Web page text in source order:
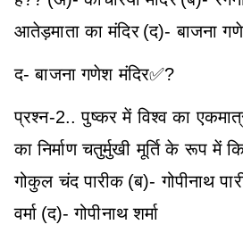
आतेड़माता का मंदिर (द)- बाजना
द- बाजना गणेश मंदिर✅?
प्रश्न-2.. पुष्कर में विश्व का
का निर्माण चतुर्मुखी मूर्ति के रूप में
गोकुल चंद पारीक (ब)- गोपीनाथ
वर्मा (द)- गोपीनाथ शर्मा